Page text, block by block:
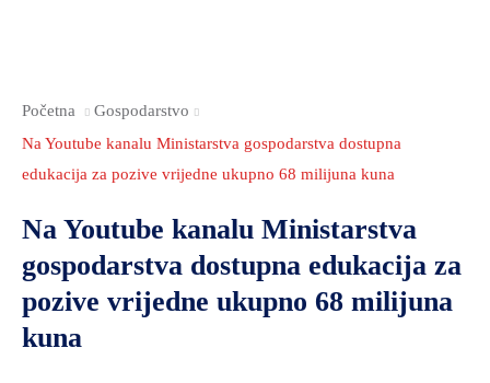
Početna
Gospodarstvo
Na Youtube kanalu Ministarstva gospodarstva dostupna
edukacija za pozive vrijedne ukupno 68 milijuna kuna
Na Youtube kanalu Ministarstva
gospodarstva dostupna edukacija za
pozive vrijedne ukupno 68 milijuna
kuna